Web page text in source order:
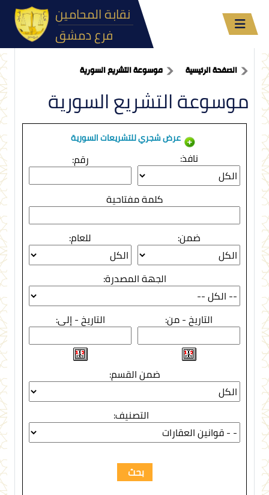
فرع دمشق
الصفحة الرئيسية موسوعة التشريع السورية
موسوعة التشريع السورية
عرض شجري للتشريعات السورية
نافذ: رقم:
كلمة مفتاحية
ضمن: للعام:
الجهة المصدرة:
التاريخ - من: التاريخ - إلى:
ضمن القسم:
التصنيف: